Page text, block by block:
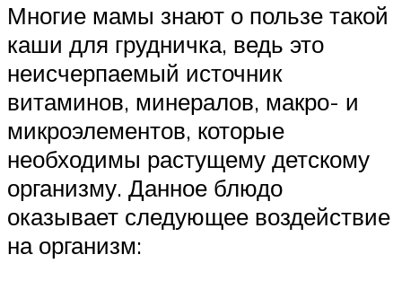
Многие мамы знают о пользе такой
каши для грудничка, ведь это
неисчерпаемый источник
витаминов, минералов, макро- и
микроэлементов, которые
необходимы растущему детскому
организму. Данное блюдо
оказывает следующее воздействие
на организм: